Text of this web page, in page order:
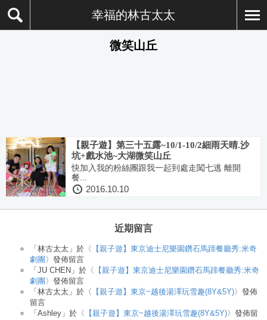
幸福的林古太太
微笑山丘
【親子遊】第三十五露~10/1-10/2細雨天晴.沙
坑+戲水池~大湖微笑山丘
快加入我的粉絲團跟我一起到處走闖七逃 離開
餐...
2016.10.10
近期留言
「 林古太太 」於〈
【親子遊】東京迪士尼樂園鑽石馬蹄餐廳秀:米奇
劇團 〉發佈留言
「 JU CHEN 」於〈
【親子遊】東京迪士尼樂園鑽石馬蹄餐廳秀:米奇
劇團 〉發佈留言
「 林古太太 」於〈 【親子遊】東京~越後湯澤玩雪趣(8Y&5Y)〉發佈
留言
「 Ashley 」於〈 【親子遊】東京~越後湯澤玩雪趣(8Y&5Y)〉發佈留